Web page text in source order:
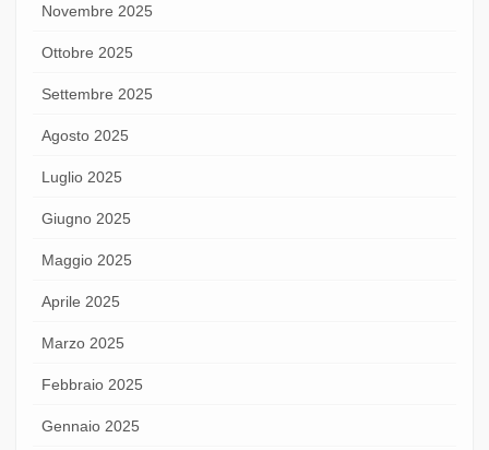
Novembre 2025
Ottobre 2025
Settembre 2025
Agosto 2025
Luglio 2025
Giugno 2025
Maggio 2025
Aprile 2025
Marzo 2025
Febbraio 2025
Gennaio 2025